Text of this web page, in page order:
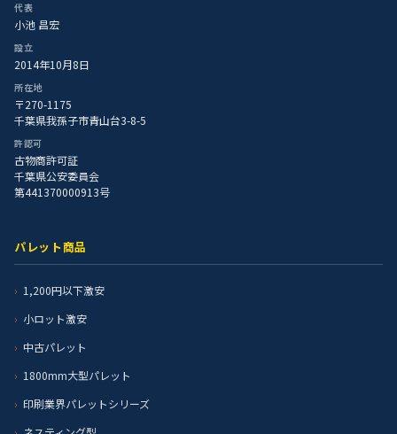
代表
小池 昌宏
設立
2014年10月8日
所在地
〒270-1175
千葉県我孫子市青山台3-8-5
許認可
古物商許可証
千葉県公安委員会
第441370000913号
パレット商品
1,200円以下激安
小ロット激安
中古パレット
1800mm大型パレット
印刷業界パレットシリーズ